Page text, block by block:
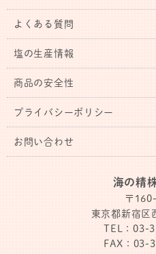
よくある質問
塩の生産情報
商品の安全性
プライバシーポリシー
お問い合わせ
海の精
〒
東京都新宿
TEL：03-
FAX：03-